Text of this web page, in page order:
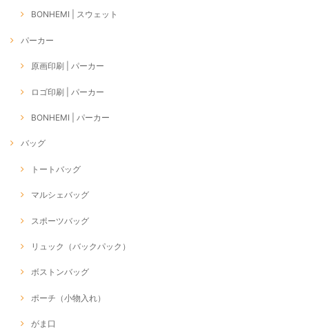
BONHEMI | スウェット
パーカー
原画印刷 | パーカー
ロゴ印刷 | パーカー
BONHEMI | パーカー
バッグ
トートバッグ
マルシェバッグ
スポーツバッグ
リュック（バックパック）
ボストンバッグ
ポーチ（小物入れ）
がま口